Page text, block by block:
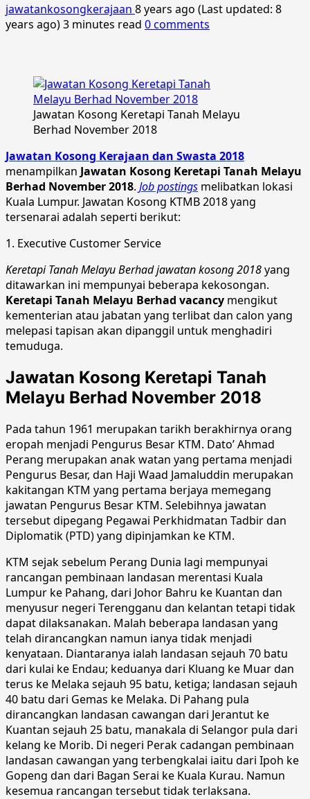
jawatankosongkerajaan 8 years ago (Last updated: 8
years ago)3 minutes read 0 comments
Jawatan Kosong Keretapi Tanah Melayu
Berhad November 2018
Jawatan Kosong Kerajaan dan Swasta 2018
menampilkan Jawatan Kosong Keretapi Tanah Melayu
Berhad November 2018. Job postings melibatkan lokasi
Kuala Lumpur. Jawatan Kosong KTMB 2018 yang
tersenarai adalah seperti berikut:
1. Executive Customer Service
Keretapi Tanah Melayu Berhad jawatan kosong 2018yang
ditawarkan ini mempunyai beberapa kekosongan.
Keretapi Tanah Melayu Berhad vacancy mengikut
kementerian atau jabatan yang terlibat dan calon yang
melepasi tapisan akan dipanggil untuk menghadiri
temuduga.
Jawatan Kosong Keretapi Tanah
Melayu Berhad November 2018
Pada tahun 1961 merupakan tarikh berakhirnya orang
eropah menjadi Pengurus Besar KTM. Dato’ Ahmad
Perang merupakan anak watan yang pertama menjadi
Pengurus Besar, dan Haji Waad Jamaluddin merupakan
kakitangan KTM yang pertama berjaya memegang
jawatan Pengurus Besar KTM. Selebihnya jawatan
tersebut dipegang Pegawai Perkhidmatan Tadbir dan
Diplomatik (PTD) yang dipinjamkan ke KTM.
KTM sejak sebelum Perang Dunia lagi mempunyai
rancangan pembinaan landasan merentasi Kuala
Lumpur ke Pahang, dari Johor Bahru ke Kuantan dan
menyusur negeri Terengganu dan kelantan tetapi tidak
dapat dilaksanakan. Malah beberapa landasan yang
telah dirancangkan namun ianya tidak menjadi
kenyataan. Diantaranya ialah landasan sejauh 70 batu
dari kulai ke Endau; keduanya dari Kluang ke Muar dan
terus ke Melaka sejauh 95 batu, ketiga; landasan sejauh
40 batu dari Gemas ke Melaka. Di Pahang pula
dirancangkan landasan cawangan dari Jerantut ke
Kuantan sejauh 25 batu, manakala di Selangor pula dari
kelang ke Morib. Di negeri Perak cadangan pembinaan
landasan cawangan yang terbengkalai iaitu dari Ipoh ke
Gopeng dan dari Bagan Serai ke Kuala Kurau. Namun
kesemua rancangan tersebut tidak terlaksana.